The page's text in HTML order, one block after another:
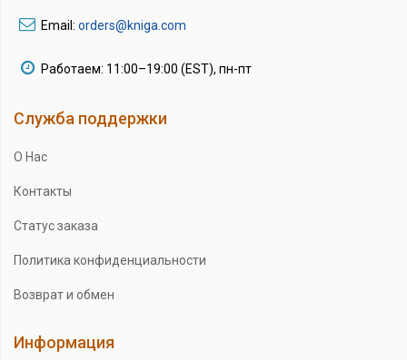
Email: orders@kniga.com
Работаем: 11:00–19:00 (EST), пн-пт
Служба поддержки
О Нас
Контакты
Статус заказа
Политика конфиденциальности
Возврат и обмен
Информация